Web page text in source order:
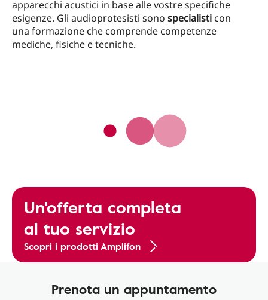
apparecchi acustici in base alle vostre specifiche
esigenze. Gli audioprotesisti sono specialisti con
una formazione che comprende competenze
mediche, fisiche e tecniche.
Un'offerta completa
al tuo servizio
Scopri i prodotti Amplifon
Prenota un appuntamento